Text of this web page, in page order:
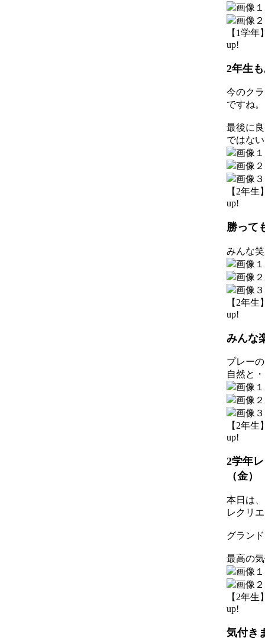
【1学年
up!
2年生
今のク
ですね。
最後に
ではな
【2年生
up!
勝って
みんな
【2年生
up!
みんな
プレー
自然と
【2年生
up!
2学年
（金）
本日は
レクリ
グラン
最高の
【2年生
up!
気付き